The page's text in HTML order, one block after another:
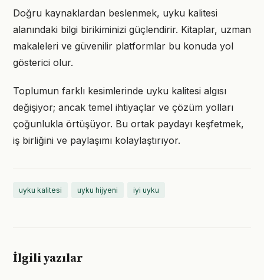
Doğru kaynaklardan beslenmek, uyku kalitesi
alanındaki bilgi birikiminizi güçlendirir. Kitaplar, uzman
makaleleri ve güvenilir platformlar bu konuda yol
gösterici olur.
Toplumun farklı kesimlerinde uyku kalitesi algısı
değişiyor; ancak temel ihtiyaçlar ve çözüm yolları
çoğunlukla örtüşüyor. Bu ortak paydayı keşfetmek,
iş birliğini ve paylaşımı kolaylaştırıyor.
uyku kalitesi uyku hijyeni iyi uyku
İlgili yazılar